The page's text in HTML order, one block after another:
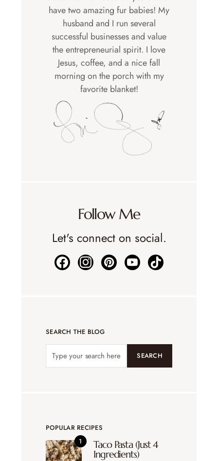
have two amazing fur babies! My
husband and I run several
successful businesses and value
the entrepreneurial spirit. I love
Jesus, coffee, and a nice fall
morning on the porch with my
favorite blanket!
Follow Me
Let's connect on social.
SEARCH THE BLOG
SEARCH
POPULAR RECIPES
Taco Pasta (Just 4
Ingredients)